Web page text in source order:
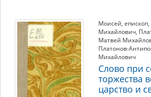
Моисей, епископ,
Михайлович,
Матвей
Платонов-
Михайлович
Слово при
торжества
царство и